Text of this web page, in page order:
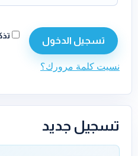
تسجيل الدخول
نسيت كلمة مرورك؟
تسجيل جديد